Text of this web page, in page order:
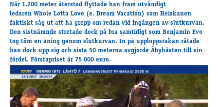
Nybörjar­guide
Presentkort
Tävlingsdagar
FAQ
Travkonferens
Exponering & värdskap
Aktiviteter
När 1.200 meter återstod flyttade han fram utvändigt
ledaren Whole Lotta Love (e. Dream Vacation) som Heiskanen
faktiskt såg ut att ha grepp om redan vid ingången av slutkurvan.
Den sistnämnde stretade dock på bra samtidigt som Benjamin Evo
tog töm en aning genom slutkurvan. In på upploppsrakan rätade
han dock upp sig och sista 50 meterna avgjorde Åbyhästen till sin
fördel. Förstapriset är 75 000 euro.